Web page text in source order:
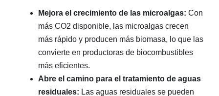
Mejora el crecimiento de las microalgas: Con
más CO2 disponible, las microalgas crecen
más rápido y producen más biomasa, lo que las
convierte en productoras de biocombustibles
más eficientes.
Abre el camino para el tratamiento de aguas
residuales: Las aguas residuales se pueden